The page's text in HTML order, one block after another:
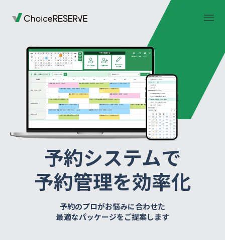
トップページ 料金
機能 導入事例
業種から選ぶ デモサイト
ご利用の流れ お役立ち情報
予約システムで
予約管理を効率化
予約のプロがお悩みに合わせた
最適なパッケージをご提案します